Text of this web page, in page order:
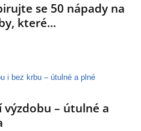
se 50 nápady na
které...
výzdobu – útulné a